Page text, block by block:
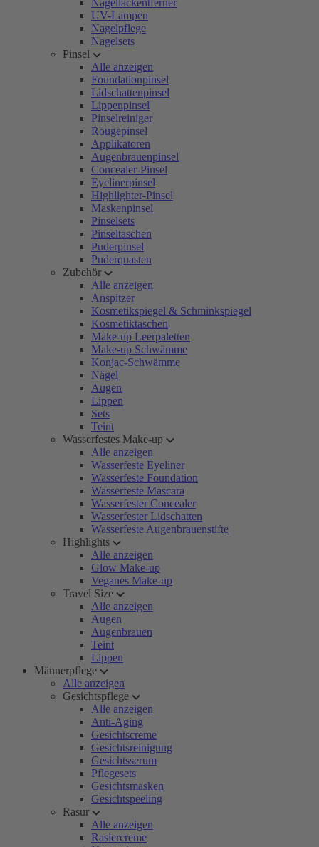
Nagellackentferner
UV-Lampen
Nagelpflege
Nagelsets
Pinsel
Alle anzeigen
Foundationpinsel
Lidschattenpinsel
Lippenpinsel
Pinselreiniger
Rougepinsel
Applikatoren
Augenbrauenpinsel
Concealer-Pinsel
Eyelinerpinsel
Highlighter-Pinsel
Maskenpinsel
Pinselsets
Pinseltaschen
Puderpinsel
Puderquasten
Zubehör
Alle anzeigen
Anspitzer
Kosmetikspiegel & Schminkspiegel
Kosmetiktaschen
Make-up Leerpaletten
Make-up Schwämme
Konjac-Schwämme
Nägel
Augen
Lippen
Sets
Teint
Wasserfestes Make-up
Alle anzeigen
Wasserfeste Eyeliner
Wasserfeste Foundation
Wasserfeste Mascara
Wasserfester Concealer
Wasserfester Lidschatten
Wasserfeste Augenbrauenstifte
Highlights
Alle anzeigen
Glow Make-up
Veganes Make-up
Travel Size
Alle anzeigen
Augen
Augenbrauen
Teint
Lippen
Männerpflege
Alle anzeigen
Gesichtspflege
Alle anzeigen
Anti-Aging
Gesichtscreme
Gesichtsreinigung
Gesichtsserum
Pflegesets
Gesichtsmasken
Gesichtspeeling
Rasur
Alle anzeigen
Rasiercreme